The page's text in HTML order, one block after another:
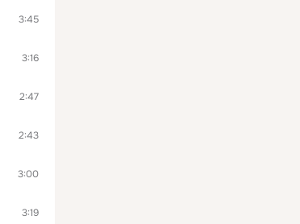
3:45
3:16
2:47
2:43
3:00
3:19